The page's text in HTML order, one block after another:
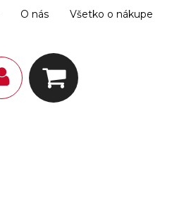
O nás Všetko o nákupe